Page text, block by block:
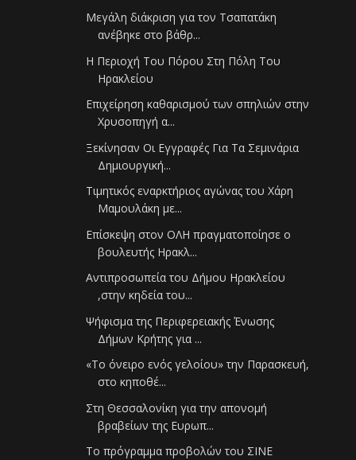
Μεγάλη διάκριση για τον Τσαπατάκη
ανέβηκε στο βάθρ...
Η Περιοχή Του Πόρου Στη Πόλη Του
Ηρακλείου
Επιχείρηση καθαρισμού των σπηλιών στην
Χρυσοπηγή α...
Ξεκίνησαν Οι Εγγραφές Για Τα Σεμινάρια
Δημιουργική...
Τιμητικός εναρκτήριος αγώνας του Χάρη
Μαμουλάκη με...
Επίσκεψη στον ΟΛΗ πραγματοποίησε ο
βουλευτής Ηρακλ...
Αντιπροσωπεία του Δήμου Ηρακλείου
,στην κηδεία του...
Ψήφισμα της Περιφερειακής Ένωσης
Δήμων Κρήτης για ...
«Το όνειρο ενός γελοίου» την Παρασκευή,
στο κηποθέ...
Στη Θεσσαλονίκη για την απονομή
βραβείων της Ευρωπ...
Το πρόγραμμα προβολών του ΣΙΝΕ